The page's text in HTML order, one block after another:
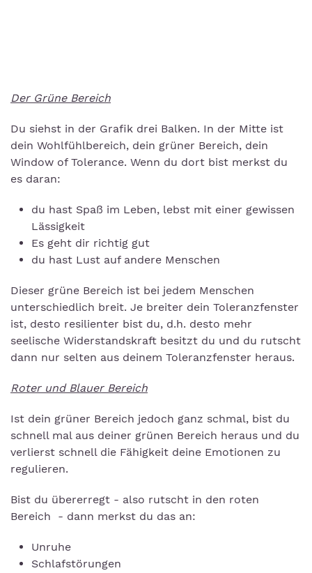
Der Grüne Bereich
Du siehst in der Grafik drei Balken. In der Mitte ist
dein Wohlfühlbereich, dein grüner Bereich, dein
Window of Tolerance. Wenn du dort bist merkst du
es daran:
du hast Spaß im Leben, lebst mit einer gewissen
Lässigkeit
Es geht dir richtig gut
du hast Lust auf andere Menschen
Dieser grüne Bereich ist bei jedem Menschen
unterschiedlich breit. Je breiter dein Toleranzfenster
ist, desto resilienter bist du, d.h. desto mehr
seelische Widerstandskraft besitzt du und du rutscht
dann nur selten aus deinem Toleranzfenster heraus.
Roter und Blauer Bereich
Ist dein grüner Bereich jedoch ganz schmal, bist du
schnell mal aus deiner grünen Bereich heraus und du
verlierst schnell die Fähigkeit deine Emotionen zu
regulieren.
Bist du übererregt - also rutscht in den roten
Bereich - dann merkst du das an:
Unruhe
Schlafstörungen